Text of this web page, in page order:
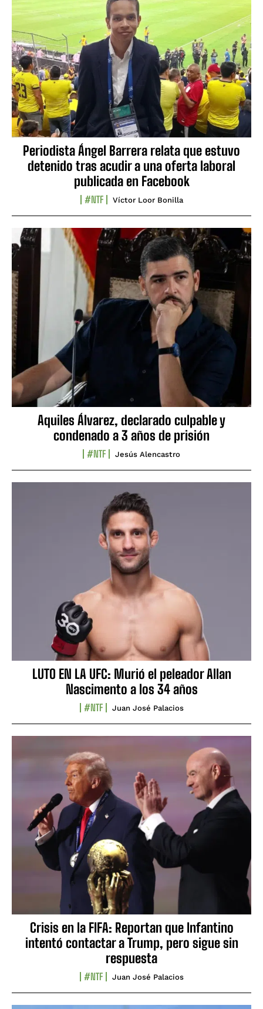
Periodista Ángel Barrera relata que estuvo
detenido tras acudir a una oferta laboral
publicada en Facebook
#NTF Víctor Loor Bonilla
Aquiles Álvarez, declarado culpable y
condenado a 3 años de prisión
#NTF Jesús Alencastro
LUTO EN LA UFC: Murió el peleador Allan
Nascimento a los 34 años
#NTF Juan José Palacios
Crisis en la FIFA: Reportan que Infantino
intentó contactar a Trump, pero sigue sin
respuesta
#NTF Juan José Palacios